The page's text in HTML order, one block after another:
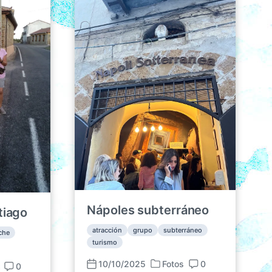
0
Nápoles subterráneo
atracción grupo
subterráneo
turismo
F
10/10/2025
P
Fotos
C
0